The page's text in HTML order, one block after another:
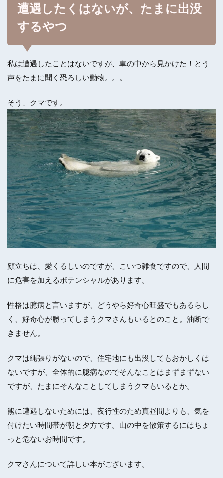
遭遇したくはないが、たまに出没
するやつ
私は遭遇したことはないですが、車の中から見かけた！とう
声をたまに聞く恐ろしい動物。。。
そう、クマです。
顔立ちは、愛くるしいのですが、こいつ雑食ですので、人間
に危害を加えるポテンシャルがあります。
性格は臆病と言いますが、どうやら好奇心旺盛でもあるらし
く、好奇心が勝ってしまうクマさんもいるとのこと。油断で
きません。
クマは縄張りがないので、住宅地にも出没してもおかしくは
ないですが、全体的に臆病なのでそんなことはまずまずない
ですが、たまにそんなことしてしまうクマもいるとか。
熊に遭遇しないためには、夜行性のため真昼間よりも、気を
付けたい時間帯が朝と夕方です。山の中を散策するにはちょ
っと危ないお時間です。
クマさんについて詳しい本がございます。